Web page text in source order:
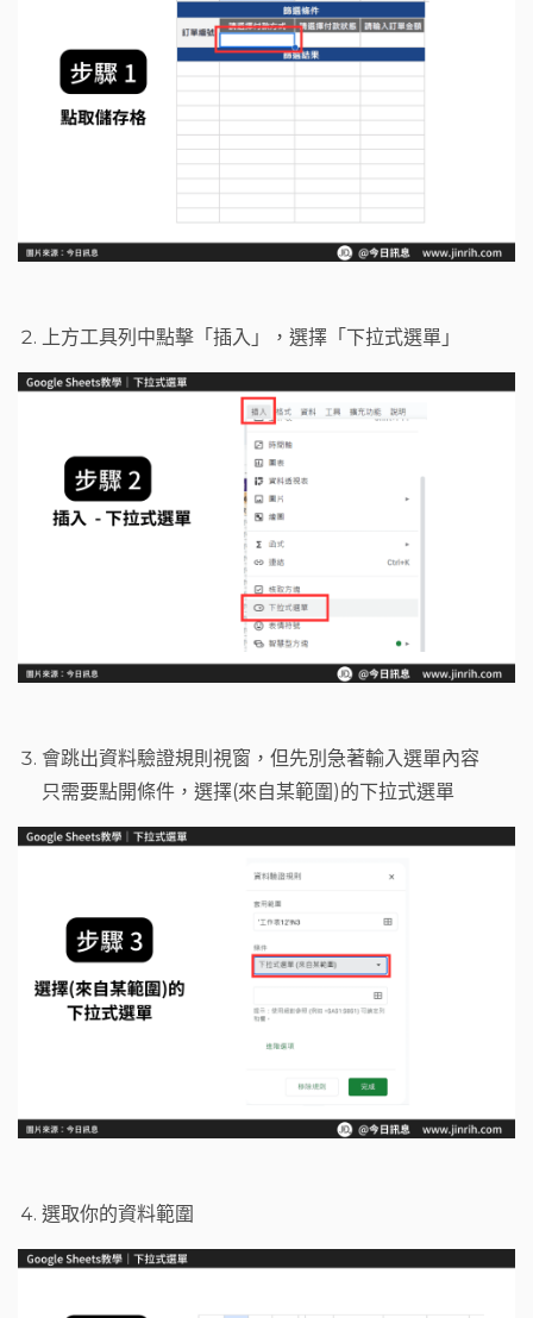
上方工具列中點擊「插入」，選擇「下拉式選單」
會跳出資料驗證規則視窗，但先別急著輸入選單內容
只需要點開條件，選擇(來自某範圍)的下拉式選單
選取你的資料範圍